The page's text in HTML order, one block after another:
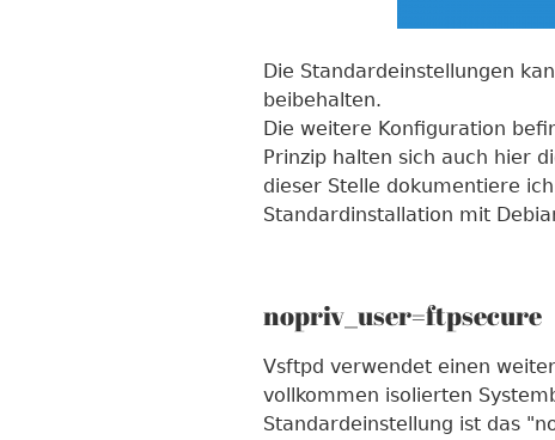
Die Standardeinstellungen
beibehalten.
Die weitere Konfiguration
Prinzip halten sich auch hier
dieser Stelle dokumentiere
Standardinstallation mit
nopriv_user=ftpsecure
Vsftpd verwendet einen
vollkommen isolierten
Standardeinstellung ist das